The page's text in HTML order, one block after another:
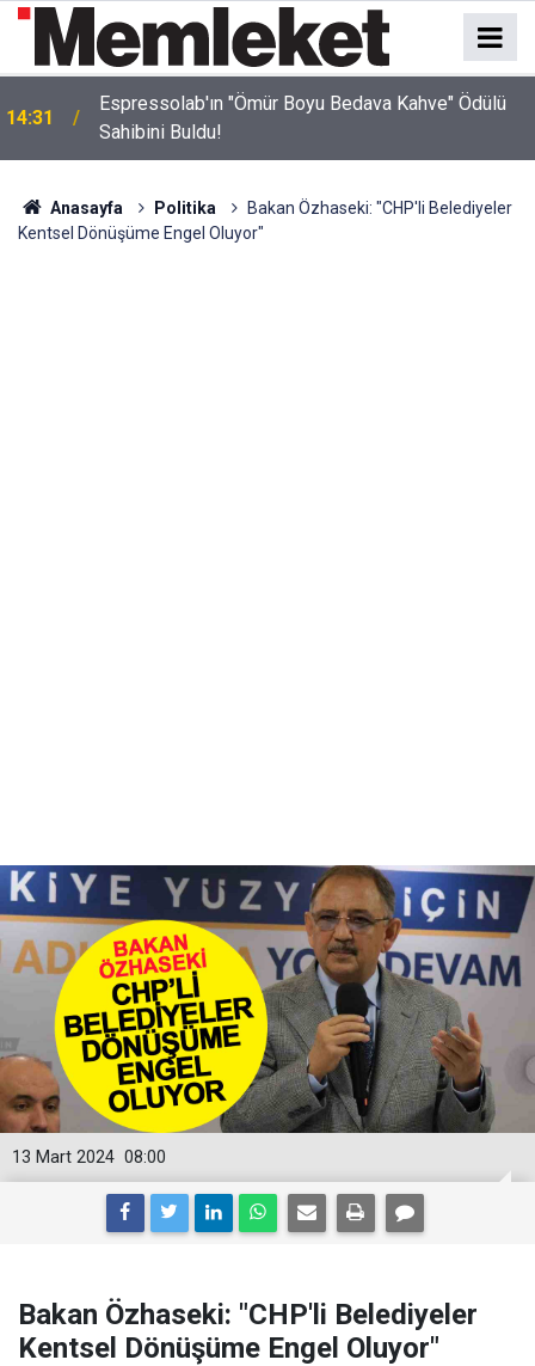
14:31
Espressolab'ın "Ömür Boyu Bedava Kahve" Ödülü
Sahibini Buldu!
Anasayfa Politika
Bakan Özhaseki: "CHP'li Belediyeler
Kentsel Dönüşüme Engel Oluyor"
08:00
13 Mart 2024
Bakan Özhaseki: "CHP'li Belediyeler
Kentsel Dönüşüme Engel Oluyor"